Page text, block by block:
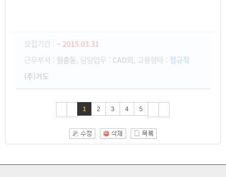
모집기간 : ~ 2015.03.31
근무부서 : 월출동, 담당업무 : CAD외, 고용형태 : 정규직
(주)거도
1 2 3 4 5